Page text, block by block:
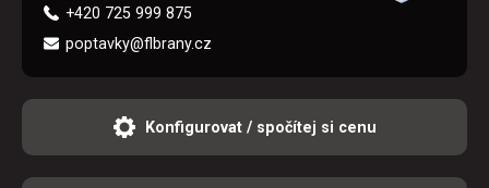
+420 725 999 875
poptavky@flbrany.cz
Konfigurovat / spočítej si cenu